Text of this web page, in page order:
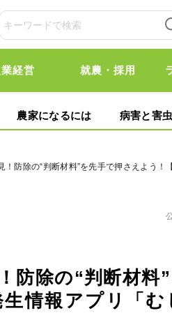
経営 就農・採用
農家になるには 病害と害
防除の“判断材料”を先手で押さえよう！
防除の“判断材料
情報アプリ「む